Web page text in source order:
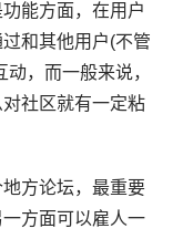
能方面，在用户
和其他用户(不管
，而一般来说，
社区就有一定粘
方论坛，最重要
方面可以雇人一